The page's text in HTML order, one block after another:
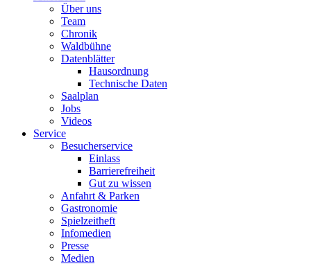
Über uns
Team
Chronik
Waldbühne
Datenblätter
Hausordnung
Technische Daten
Saalplan
Jobs
Videos
Service
Besucherservice
Einlass
Barrierefreiheit
Gut zu wissen
Anfahrt & Parken
Gastronomie
Spielzeitheft
Infomedien
Presse
Medien